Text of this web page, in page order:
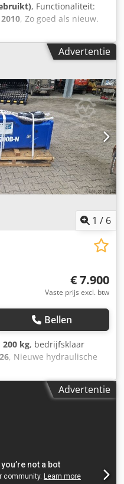
, Functionaliteit:
2010, Zo goed als nieuw.
07907 Schleiz -
D Ah Eopfx Abyewa
Advertentie
1 / 6
€ 7.900
Vaste prijs excl. btw
Bellen
200 kg, bedrijfsklaar
, Nieuwe hydraulische
20 ton, vullingsset
Advertentie